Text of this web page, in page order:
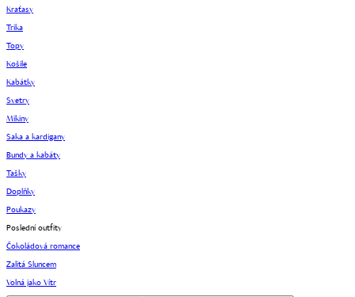
Kraťasy
Trika
Topy
Košile
Kabátky
Svetry
Mikiny
Saka a kardigany
Bundy a kabáty
Tašky
Doplňky
Poukazy
Poslední outfity
Čokoládová romance
Zalitá Sluncem
Volná jako Vítr